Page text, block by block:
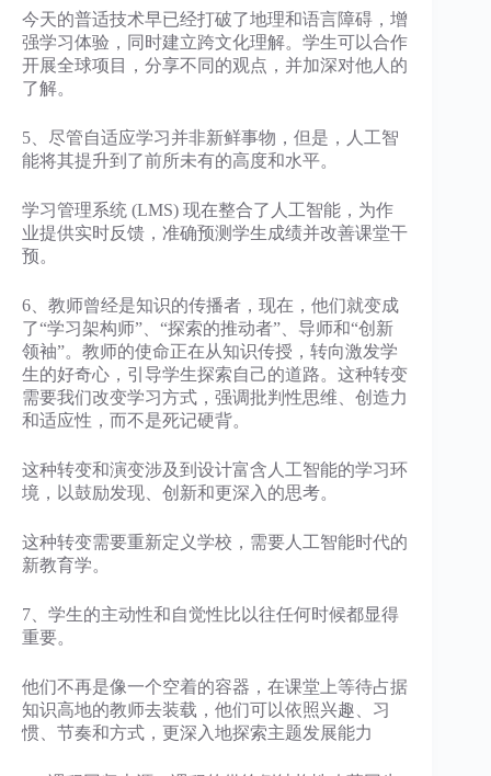
今天的普适技术早已经打破了地理和语言障碍，增
强学习体验，同时建立跨文化理解。学生可以合作
开展全球项目，分享不同的观点，并加深对他人的
了解。
5、尽管自适应学习并非新鲜事物，但是，人工智
能将其提升到了前所未有的高度和水平。
学习管理系统 (LMS) 现在整合了人工智能，为作
业提供实时反馈，准确预测学生成绩并改善课堂干
预。
6、教师曾经是知识的传播者，现在，他们就变成
了“学习架构师”、“探索的推动者”、导师和“创新
领袖”。教师的使命正在从知识传授，转向激发学
生的好奇心，引导学生探索自己的道路。这种转变
需要我们改变学习方式，强调批判性思维、创造力
和适应性，而不是死记硬背。
这种转变和演变涉及到设计富含人工智能的学习环
境，以鼓励发现、创新和更深入的思考。
这种转变需要重新定义学校，需要人工智能时代的
新教育学。
7、学生的主动性和自觉性比以往任何时候都显得
重要。
他们不再是像一个空着的容器，在课堂上等待占据
知识高地的教师去装载，他们可以依照兴趣、习
惯、节奏和方式，更深入地探索主题发展能力